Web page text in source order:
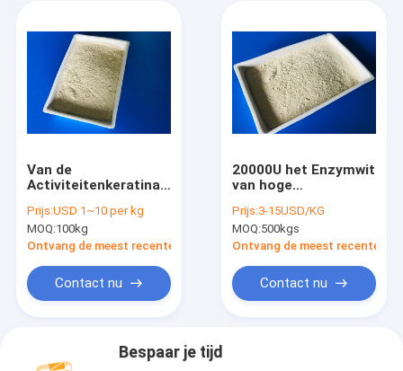
Van de
Activiteitenkeratinase
Industriële Rang
Hoge de
Korrelvloeistof
Prijs:USD 1~10 per kg
MOQ:100kg
Ontvang de meest recente Prijs
Contact nu
20000U het Enzymwit
van hoge
in Leerindustrie
Prijs:3-15USD/KG
MOQ:500kgs
Ontvang de meest recente
Contact nu
Bespaar je tijd